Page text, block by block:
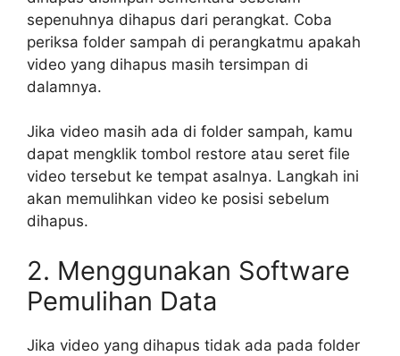
sepenuhnya dihapus dari perangkat. Coba
periksa folder sampah di perangkatmu apakah
video yang dihapus masih tersimpan di
dalamnya.
Jika video masih ada di folder sampah, kamu
dapat mengklik tombol restore atau seret file
video tersebut ke tempat asalnya. Langkah ini
akan memulihkan video ke posisi sebelum
dihapus.
2. Menggunakan Software
Pemulihan Data
Jika video yang dihapus tidak ada pada folder